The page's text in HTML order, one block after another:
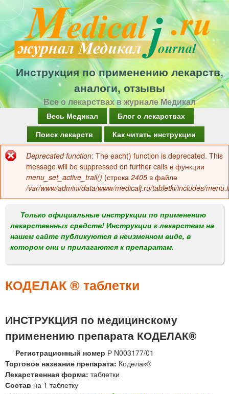
Перейти
к
основному
содержанию
Инструкция по применению лекарств,
аналоги, отзывы
Все о лекарствах в журнале Медикал
а
в
о
м
е
н
Весь Медикал
Блог о лекарствах
Поиск лекарств
Как читать инструкции
Сообщение
об
ошибке
Deprecated function: The each() function is deprecated. This
message will be suppressed on further calls в функции
menu_set_active_trail() (строка 2405 в файле
/var/www/admini/data/www/medicalj.ru/tabletki/includes/
Только официальные инструкции по применению
лекарственных средств! Инструкции к лекарствам на
нашем сайте публикуются в неизменном виде, в
котором они и прилагаются к препаратам.
КОДЕЛАК ® таблетки
ИНСТРУКЦИЯ по медицинскому
применению препарата КОДЕЛАК®
Регистрационный номер Р N003177/01
Торговое название препарата: Коделак®
Лекарственная форма: таблетки
Состав на 1 таблетку